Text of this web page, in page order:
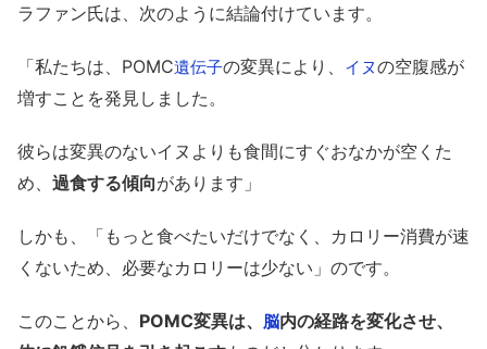
ラファン氏は、次のように結論付けています。
「私たちは、POMC遺伝子の変異により、 イヌの空腹感が
増すことを発見しました。
彼らは変異のないイヌよりも食間にすぐおなかが空くた
め、 過食する傾向があります」
しかも、「もっと食べたいだけでなく、カロリー消費が速
くないため、必要なカロリーは少ない」のです。
このことから、 POMC変異は、 脳内の経路を変化させ、